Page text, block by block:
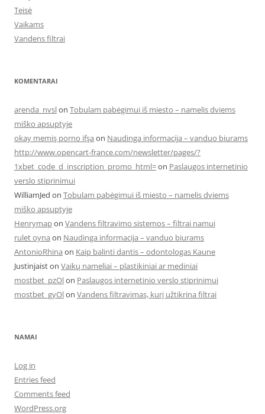
Teisė
Vaikams
Vandens filtrai
KOMENTARAI
arenda_nvslon Tobulam pabėgimui iš miesto – namelis dviems
miško apsuptyje
okay memiş porno ifşa on Naudinga informacija – vanduo biurams
http://www.opencart-france.com/newsletter/pages/?
1xbet_code_d_inscription_promo_html=on Paslaugos internetinio
verslo stiprinimui
WilliamJed on Tobulam pabėgimui iš miesto – namelis dviems
miško apsuptyje
Henrymapon Vandens filtravimo sistemos – filtrai namui
rulet oyna on Naudinga informacija – vanduo biurams
AntonioRhina on Kaip balinti dantis – odontologas Kaune
Justinjaiston Vaikų nameliai – plastikiniai ar mediniai
mostbet_pzOlon Paslaugos internetinio verslo stiprinimui
mostbet_gyOlon Vandens filtravimas, kurį užtikrina filtrai
NAMAI
Log in
Entries feed
Comments feed
WordPress.org